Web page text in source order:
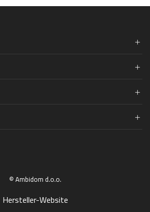
© Ambidom d.o.o.
Hersteller-Website